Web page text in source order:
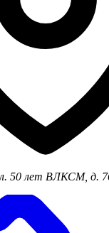
50 лет ВЛКСМ, д.